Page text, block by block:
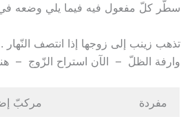
سطّر كلّ مفعول فيه فيما يلي وضعه
تذهب زينب إلى زوجها إذا انتصف
وارفة الظلّ – الآن استراح الزّوج –
مفردة مركبّ